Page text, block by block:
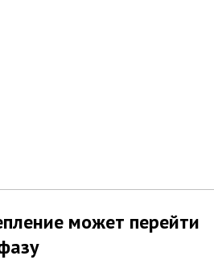
может перейти